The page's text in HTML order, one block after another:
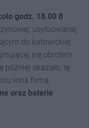
godz. 18.00 8
usytuowanej
do katowickiej
się obrotem
później okazało, tę
inna firma,
oraz baterie